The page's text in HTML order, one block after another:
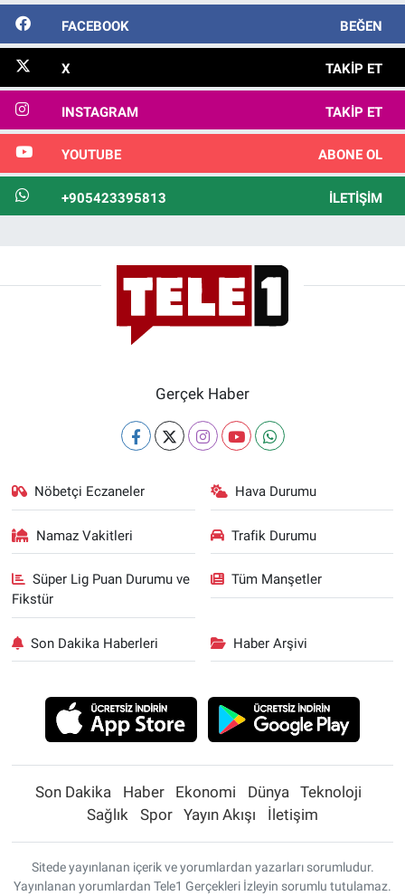
FACEBOOK BEĞEN
X TAKIP ET
INSTAGRAM TAKIP ET
YOUTUBE ABONE OL
+905423395813 İLETIŞIM
Gerçek Haber
Nöbetçi Eczaneler Hava Durumu
Namaz Vakitleri Trafik Durumu
Süper Lig Puan Durumu ve
Fikstür
Tüm Manşetler
Son Dakika Haberleri Haber Arşivi
Son Dakika Haber Ekonomi Dünya
Teknoloji
Sağlık
Spor Yayın Akışı İletişim
Sitede yayınlanan içerik ve yorumlardan yazarları sorumludur.
Yayınlanan yorumlardan Tele1 Gerçekleri İzleyin sorumlu tutulamaz.